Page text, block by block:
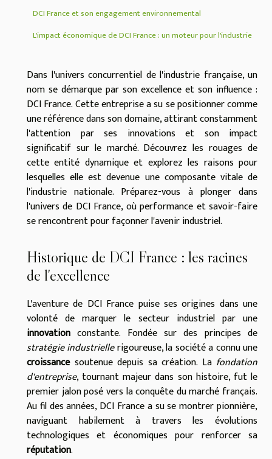
DCI France et son engagement environnemental
L'impact économique de DCI France : un moteur pour l'industrie
Dans l'univers concurrentiel de l'industrie française, un
nom se démarque par son excellence et son influence :
DCI France. Cette entreprise a su se positionner comme
une référence dans son domaine, attirant constamment
l'attention par ses innovations et son impact
significatif sur le marché. Découvrez les rouages de
cette entité dynamique et explorez les raisons pour
lesquelles elle est devenue une composante vitale de
l'industrie nationale. Préparez-vous à plonger dans
l'univers de DCI France, où performance et savoir-faire
se rencontrent pour façonner l'avenir industriel.
Historique de DCI France : les racines
de l'excellence
L'aventure de DCI France puise ses origines dans une
volonté de marquer le secteur industriel par une
innovation constante. Fondée sur des principes de
stratégie industriellerigoureuse, la société a connu une
croissancesoutenue depuis sa création. La fondation
d'entreprise, tournant majeur dans son histoire, fut le
premier jalon posé vers la conquête du marché français.
Au fil des années, DCI France a su se montrer pionnière,
naviguant habilement à travers les évolutions
technologiques et économiques pour renforcer sa
réputation.